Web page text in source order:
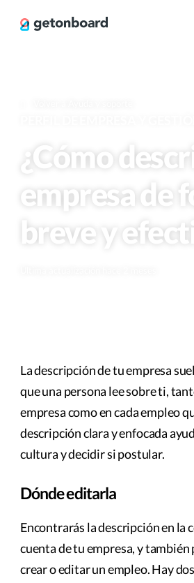
¿Cómo
empresa de
breve y
La descripción de tu empresa
que una persona lee sobre ti,
empresa como en cada empleo
descripción clara y enfocada
cultura y decidir si postular.
Dónde editarla
Encontrarás la descripción en la
cuenta de tu empresa, y también
crear o editar un empleo. Hay